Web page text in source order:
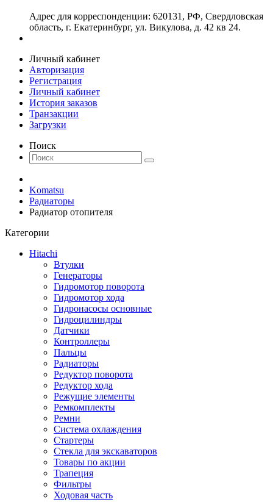
Адрес для корреспонденции: 620131, РФ, Свердловская
область, г. Екатеринбург, ул. Викулова, д. 42 кв 24.
Личный кабинет
Авторизация
Регистрация
Личный кабинет
История заказов
Транзакции
Загрузки
Поиск
Komatsu
Радиаторы
Радиатор отопителя
Категории
Hitachi
Втулки
Генераторы
Гидромотор поворота
Гидромотор хода
Гидронасосы основные
Гидроцилиндры
Датчики
Контроллеры
Пальцы
Радиаторы
Редуктор поворота
Редуктор хода
Режущие элементы
Ремкомплекты
Ремни
Система охлаждения
Стартеры
Стекла для экскаваторов
Товары по акции
Трапеция
Фильтры
Ходовая часть